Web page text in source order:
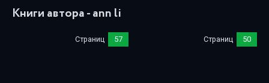
Книги автора - ann li
Страниц 57 Страниц 50